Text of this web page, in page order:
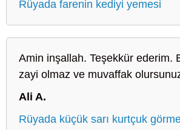
Rüyada farenin kediyi yemesi
Amin inşallah. Teşekkür ederim.
zayi olmaz ve muvaffak
Ali A.
Rüyada küçük sarı kurtçuk